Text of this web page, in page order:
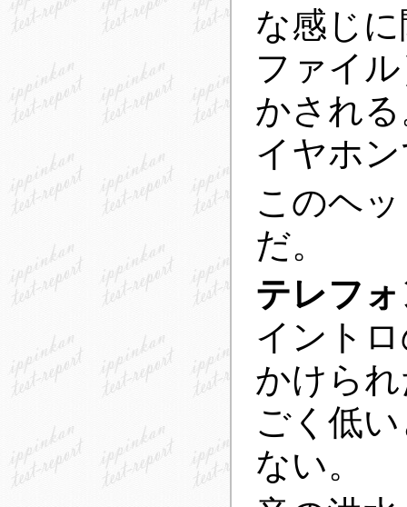
な感じ
ファイ
かされ
イヤホ
このヘ
だ。
テレフ
イント
かけら
ごく低
ない。